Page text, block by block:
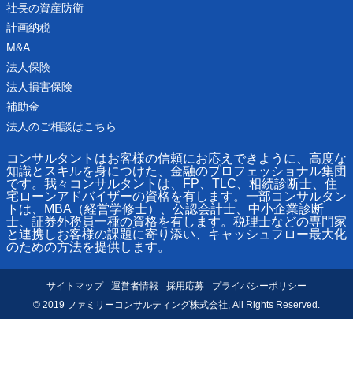
社長の資産防衛
計画納税
M&A
法人保険
法人損害保険
補助金
法人のご相談はこちら
コンサルタントはお客様の信頼にお応えできように、高度な
知識とスキルを身につけた、金融のプロフェッショナル集団
です。我々コンサルタントは、FP、TLC、相続診断士、住
宅ローンアドバイザーの資格を有します。一部コンサルタン
トは、MBA（経営学修士）、公認会計士、中小企業診断
士、証券外務員一種の資格を有します。税理士などの専門家
と連携しお客様の課題に寄り添い、キャッシュフロー最大化
のための方法を提供します。
サイトマップ 運営者情報 採用応募
プライバシーポリシー
© 2019 ファミリーコンサルティング株式会社, All Rights Reserved.